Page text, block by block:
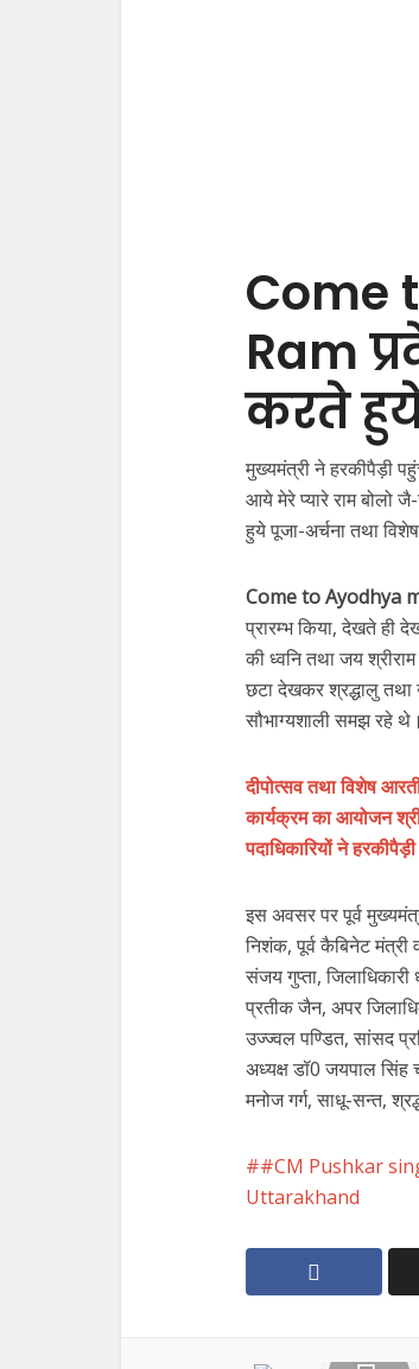
Come
Ram
करते
मुख्यमंत्री ने हरकीपैड़ी
आये मेरे प्यारे राम बोलो
हुये पूजा-अर्चना तथा
Come to Ayodhya
प्रारम्भ किया, देखते ही
की ध्वनि तथा जय
छटा देखकर श्रद्धालु
सौभाग्यशाली समझ रहे थे।
दीपोत्सव तथा विशेष
कार्यक्रम का आयोजन
पदाधिकारियों ने
इस अवसर पर पूर्व
निशंक, पूर्व कैबिनेट मंत्री
संजय गुप्ता, जिलाधिकारी
प्रतीक जैन, अपर
उज्ज्वल पण्डित, सांसद
अध्यक्ष डॉ0 जयपाल सिंह
मनोज गर्ग, साधू-सन्त,
#CM Pushkar
Uttarakhand